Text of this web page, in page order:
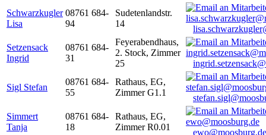
Schwarzkugler
Lisa
08761 684-
94
Sudetenlandstr.
14
Setzensack
Ingrid
08761 684-
31
Feyerabendhaus,
2. Stock, Zimmer
25
Sigl Stefan
08761 684-
55
Rathaus, EG,
Zimmer G1.1
Simmert
Tanja
08761 684-
18
Rathaus, EG,
Zimmer R0.01
ewo@moosburg.de